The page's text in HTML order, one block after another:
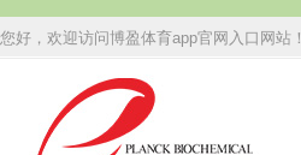
您好，欢迎访问博盈体育app官网入口网站！